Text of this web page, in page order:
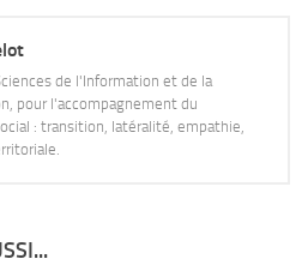
de l'Information et de la
pour l'accompagnement du
: transition, latéralité, empathie,